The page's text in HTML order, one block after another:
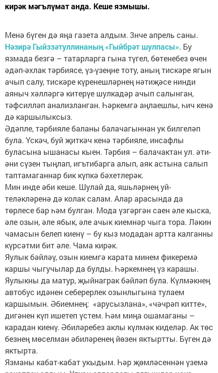
кирәк мәгълүмат анда. Кеше язмышы.
Менә бүген дә яңа газета алдым. 3нче апрель саны.
Нәзирә Гыйззәтуллинаның «Гыйбрәт шулпасы». Бу
язмада безгә – татарларга гына түгел, бөтенебез өчен
әдәп-әхлак тәрбиясе, үз-үзеңне тоту, аның тискәре ягын
ачып салу, тискәре күренешләрнең нәтиҗәсе нинди
аяныч хәлләргә китерүе шулкадәр ачып салынган,
тәфсилләп анализланган. Һәркемгә аңлаешлы, һич кенә
дә каршылыксыз.
Әдәпле, тәрбияле баланы балачагыннан ук билгеләп
була. Үскәч, буй җиткәч кенә тәрбияле, инсафлы
буласына ышанасы кыен. Тәрбия – балачактан ул. әти-
әни сүзен тыңлап, игътибарга алып, аяк астына салып
таптамаганнар бик күпкә бәхетлерәк.
Мин инде әби кеше. Шулай да, яшьләрнең уй-
теләкләренә дә колак салам. Алар арасында да
төрлесе бар һәм булган. Мода үзгәргән саен әле кыска,
әле озын, әле ябык, әле ачык киемнәр чыга тора. Ләкин
чамасын белеп киенү – бу кыз модадан артта калганны
күрсәтми бит әле. Чама кирәк.
Яулык бәйләү, озын киемгә карата минем фикеремә
каршы чыгучылар да булды. Һәркемнең үз карашы.
Яулыкны да матур, җыйнаграк бәйләп була. Күлмәкнең
автобус идәнен себерерлек озынлыгына тулаем
каршымын. Әбиемнең: «арусызлана», «чәчрәп китте»,
дигәнен күп ишетеп үстем. Һәм миңа ошамаганы –
карадан киенү. Әбиләребез аклы күлмәк киделәр. Ак төс
безнең мөселман әбиләренең йөзен яктыртты. Бүген дә
яктырта.
Язманы кабат-кабат укыдым. Һәр җөмләсеннән үземә